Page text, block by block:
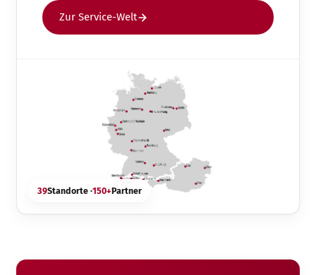
Zur Service-Welt
39Standorte ·150+Partner